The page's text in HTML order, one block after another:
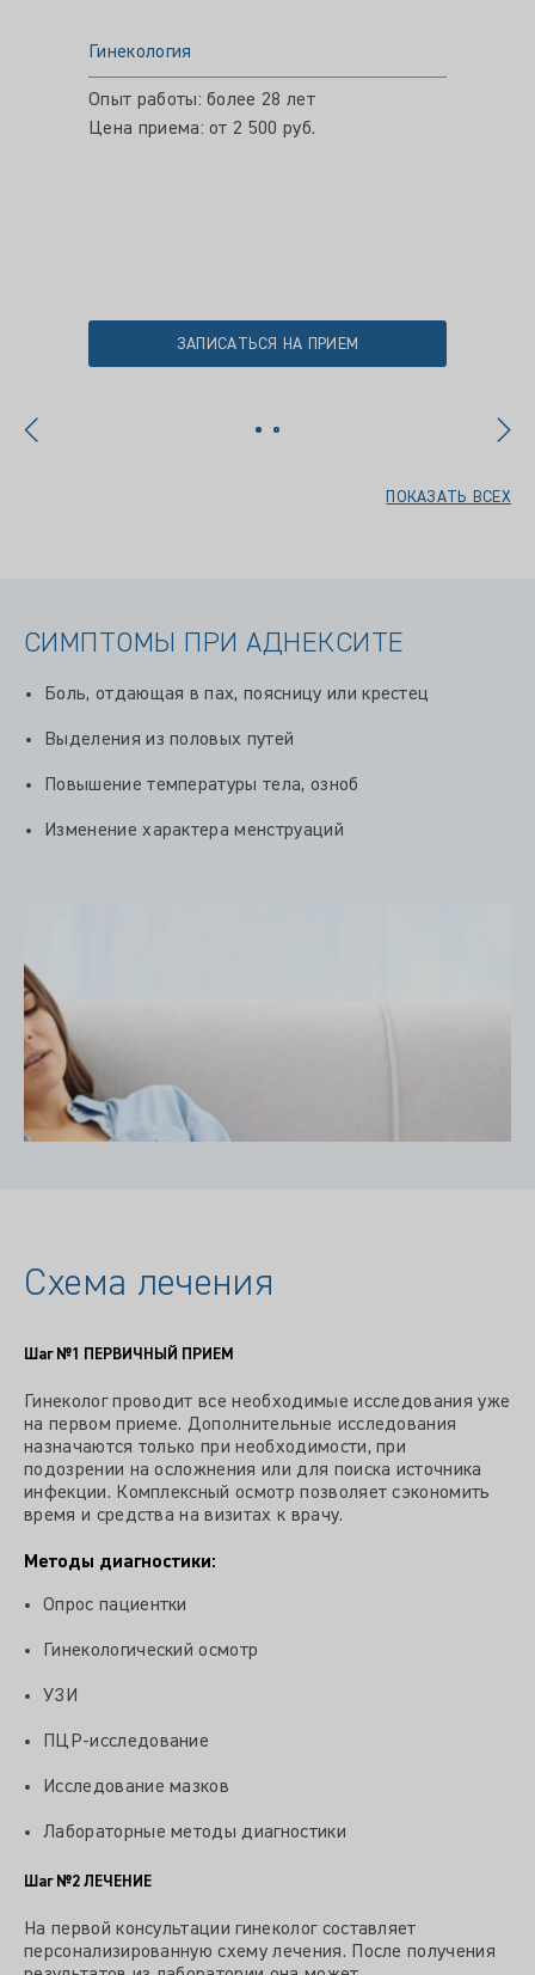
Гинекология
Опыт работы: более 28 лет
Цена приема: от 2 500 руб.
ЗАПИСАТЬСЯ НА ПРИЕМ
ПОКАЗАТЬ ВСЕХ
СИМПТОМЫ ПРИ АДНЕКСИТЕ
Боль, отдающая в пах, поясницу или крестец
Выделения из половых путей
Повышение температуры тела, озноб
Изменение характера менструаций
Схема лечения
Шаг №1 ПЕРВИЧНЫЙ ПРИЕМ
Гинеколог проводит все необходимые исследования уже
на первом приеме. Дополнительные исследования
назначаются только при необходимости, при
подозрении на осложнения или для поиска источника
инфекции. Комплексный осмотр позволяет сэкономить
время и средства на визитах к врачу.
Методы диагностики:
Опрос пациентки
Гинекологический осмотр
УЗИ
ПЦР-исследование
Исследование мазков
Лабораторные методы диагностики
Шаг №2 ЛЕЧЕНИЕ
На первой консультации гинеколог составляет
персонализированную схему лечения. После получения